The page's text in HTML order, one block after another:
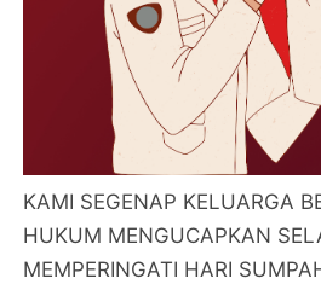
KAMI SEGENAP KELUARGA
HUKUM MENGUCAPKAN
MEMPERINGATI HARI